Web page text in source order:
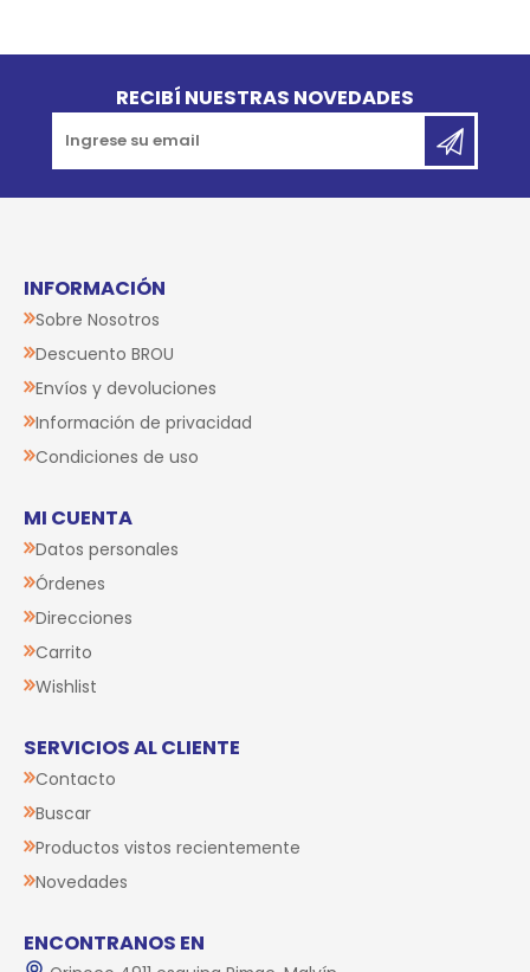
RECIBÍ NUESTRAS NOVEDADES
INFORMACIÓN
Sobre Nosotros
Descuento BROU
Envíos y devoluciones
Información de privacidad
Condiciones de uso
MI CUENTA
Datos personales
Órdenes
Direcciones
Carrito
Wishlist
SERVICIOS AL CLIENTE
Contacto
Buscar
Productos vistos recientemente
Novedades
ENCONTRANOS EN